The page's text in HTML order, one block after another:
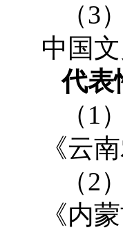
（3
中国
代表
（ 1
《云
（2
《内